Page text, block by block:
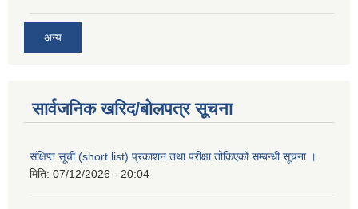
अन्य
सार्वजनिक खरिद/बोलपत्र सूचना
संक्षिप्त सूची (short list) प्रकाशन तथा परीक्षा तोकिएको सम्बन्धी सूचना ।
मिति: 07/12/2026 - 20:04